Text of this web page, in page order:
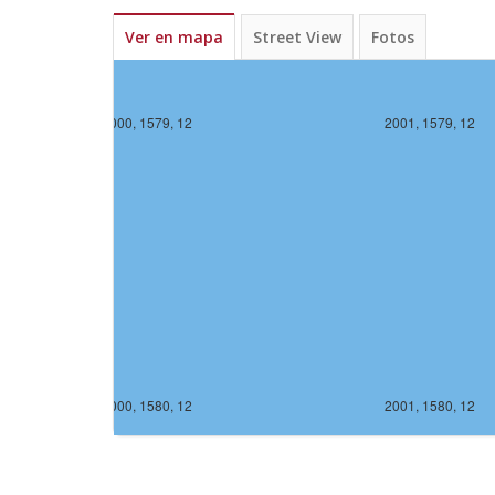
Ver en mapa Street View Fotos
2001, 1579, 12
2001, 1580, 12
2000, 1579, 12
2000, 1580, 12